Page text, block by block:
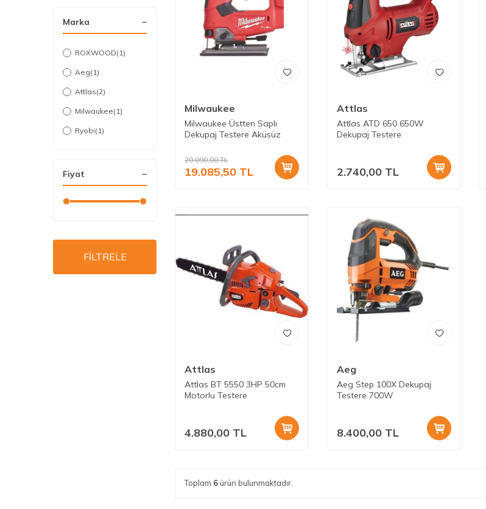
Marka
ROXWOOD(1)
Aeg(1)
Attlas(2)
Milwaukee(1)
Ryobi(1)
Fiyat
FİLTRELE
Milwaukee
Milwaukee Üstten Saplı
Dekupaj Testere Aküsüz
20.090,00TL
19.085,50 TL
Attlas
Attlas ATD 650 650W
Dekupaj Testere
2.740,00 TL
Attlas
Attlas BT 5550 3HP 50cm
Motorlu Testere
4.880,00 TL
Aeg
Aeg Step 100X Dekupaj
Testere 700W
8.400,00 TL
Toplam 6 ürün bulunmaktadır.